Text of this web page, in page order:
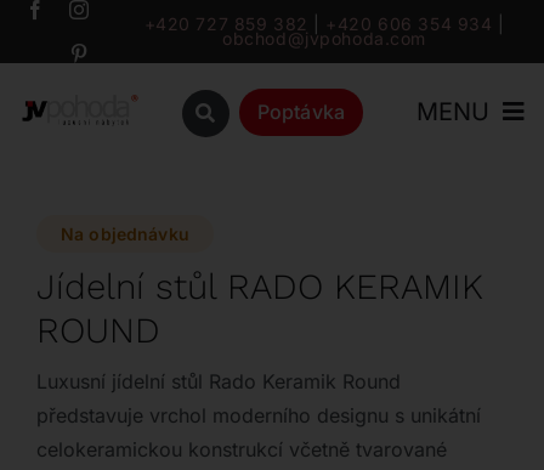
Přeskočit
+420 727 859 382 +420 606 354 934
obchod@jvpohoda.com
Poptávka MENU
Značky
Na objednávku
Jídelní stůl RADO KERAMIK
ROUND
Luxusní jídelní stůl Rado Keramik Round
představuje vrchol moderního designu s unikátní
celokeramickou konstrukcí včetně tvarované